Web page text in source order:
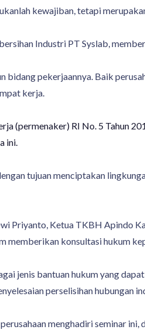
kewajiban, tetapi
Industri PT Syslab,
bidang pekerjaannya. Baik
kerja.
(permenaker) RI No. 5 Tahun
ini.
tujuan menciptakan
Priyanto, Ketua TKBH Apindo
memberikan konsultasi hukum
jenis bantuan hukum yang
perselisihan
menghadiri seminar